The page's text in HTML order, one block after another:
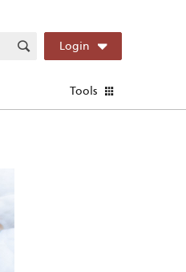
Login
Tools